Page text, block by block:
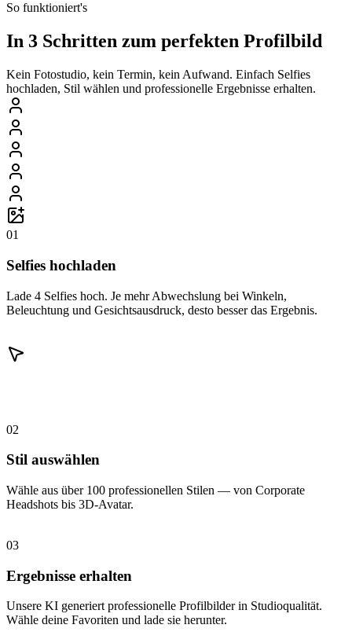
So funktioniert's
In 3 Schritten zum perfekten Profilbild
Kein Fotostudio, kein Termin, kein Aufwand. Einfach Selfies
hochladen, Stil wählen und professionelle Ergebnisse erhalten.
01
Selfies hochladen
Lade 4 Selfies hoch. Je mehr Abwechslung bei Winkeln,
Beleuchtung und Gesichtsausdruck, desto besser das Ergebnis.
02
Stil auswählen
Wähle aus über 100 professionellen Stilen — von Corporate
Headshots bis 3D-Avatar.
03
Ergebnisse erhalten
Unsere KI generiert professionelle Profilbilder in Studioqualität.
Wähle deine Favoriten und lade sie herunter.